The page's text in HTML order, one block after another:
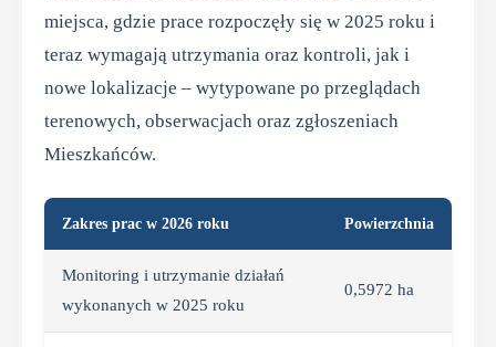
miejsca, gdzie prace rozpoczęły się w 2025 roku i
teraz wymagają utrzymania oraz kontroli, jak i
nowe lokalizacje – wytypowane po przeglądach
terenowych, obserwacjach oraz zgłoszeniach
Mieszkańców.
Zakres prac w 2026 roku Powierzchnia
Monitoring i utrzymanie działań
wykonanych w 2025 roku
0,5972 ha